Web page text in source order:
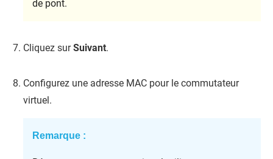
de pont.
Cliquez surSuivant.
Configurez une adresse MAC pour le commutateur
virtuel.
Remarque :